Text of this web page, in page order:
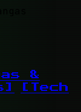
&
[Tech